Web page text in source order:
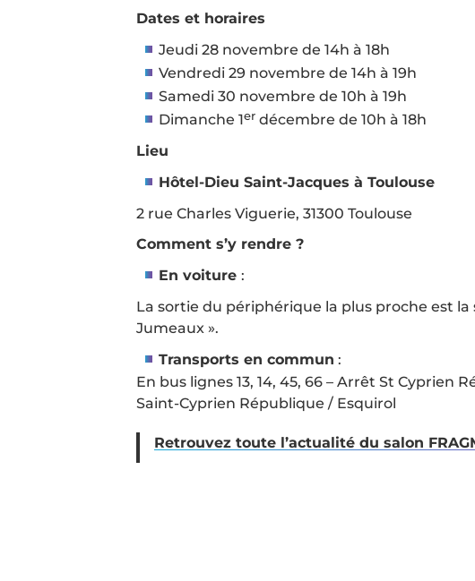
Dates et horaires
Jeudi 28 novembre de 14h à 18h
Vendredi 29 novembre de 14h à 19h
Samedi 30 novembre de 10h à 19h
Dimanche 1er décembre de 10h à 18h
Lieu
Hôtel-Dieu Saint-Jacques à Toulouse
2 rue Charles Viguerie, 31300 Toulouse
Comment s’y rendre ?
En voiture :
La sortie du périphérique la plus proche est la
Jumeaux ».
Transports en commun :
En bus lignes 13, 14, 45, 66 – Arrêt St Cyprien
Saint-Cyprien République / Esquirol
Retrouvez toute l’actualité du salon